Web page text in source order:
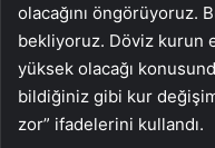
olacağını öngörüyoruz.
bekliyoruz. Döviz kurun
yüksek olacağı
bildiğiniz gibi kur
zor” ifadelerini kullandı.